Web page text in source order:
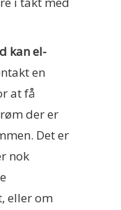
kan el-
en
at få
der er
Det er
nok
eller om